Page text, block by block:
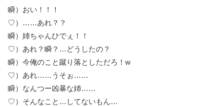
瞬）おい！！！
♡）……あれ？？
瞬）姉ちゃんひでぇ！！
♡）あれ？瞬？…どうしたの？
瞬）今俺のこと蹴り落としただろ！w
♡）あれ……うそぉ……
瞬）なんつー凶暴な姉……
♡）そんなこと…してないもん…